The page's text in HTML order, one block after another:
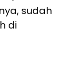
sudah
di